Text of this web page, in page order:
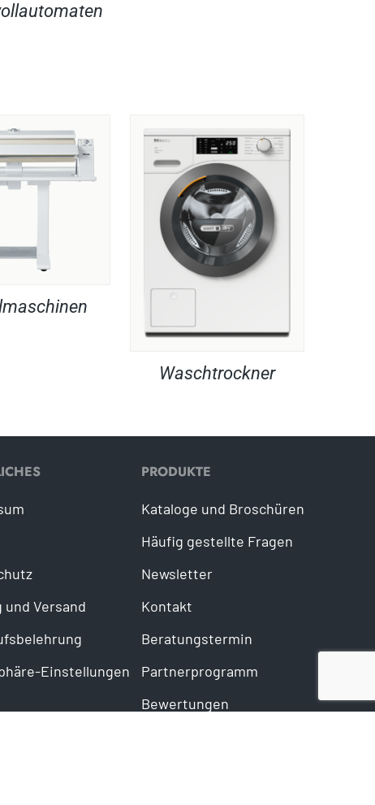
Waschtrockner
und Versand
Einstellungen
PRODUKTE
Kataloge und Broschüren
Häufig gestellte Fragen
Newsletter
Kontakt
Beratungstermin
Partnerprogramm
Bewertungen